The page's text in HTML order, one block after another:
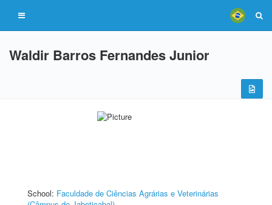
Waldir Barros Fernandes Junior
School: Faculdade de Ciências Agrárias e Veterinárias